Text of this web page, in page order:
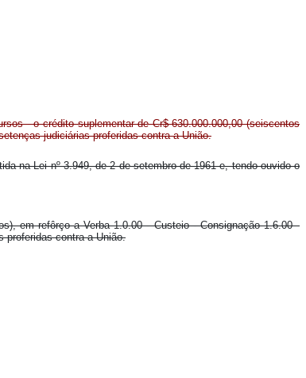
- o crédito suplementar de Cr$ 630.000.000,00 (seiscentos
judiciárias proferidas contra a União.
na Lei nº 3.949, de 2 de setembro de 1961 e, tendo ouvido o
em refôrço a Verba 1.0.00 - Custeio - Consignação 1.6.00 -
proferidas contra a União.